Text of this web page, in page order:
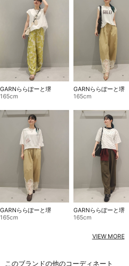
GARNららぽーと堺
165cm
GARNららぽーと堺
165cm
GARNららぽーと堺
165cm
GARNららぽーと堺
165cm
VIEW MORE
このブランドの他のコーディネート